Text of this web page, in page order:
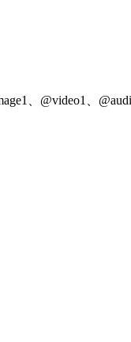
、@video1、